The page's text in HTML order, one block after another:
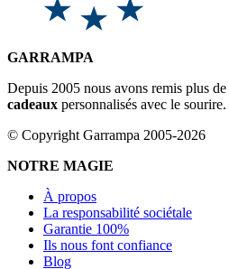
GARRAMPA
Depuis 2005 nous avons remis plus de
cadeaux personnalisés avec le sourire.
© Copyright Garrampa 2005-2026
NOTRE MAGIE
À propos
La responsabilité sociétale
Garantie 100%
Ils nous font confiance
Blog